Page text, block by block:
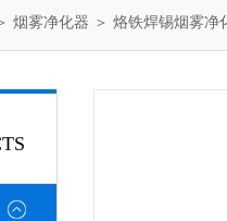
烟雾净化器 ＞ 烙铁焊锡烟雾净